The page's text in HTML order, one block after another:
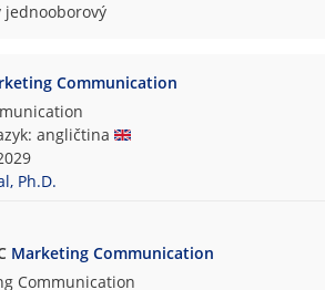
jednooborový
Communication
angličtina
Ph.D.
Marketing Communication
Communication